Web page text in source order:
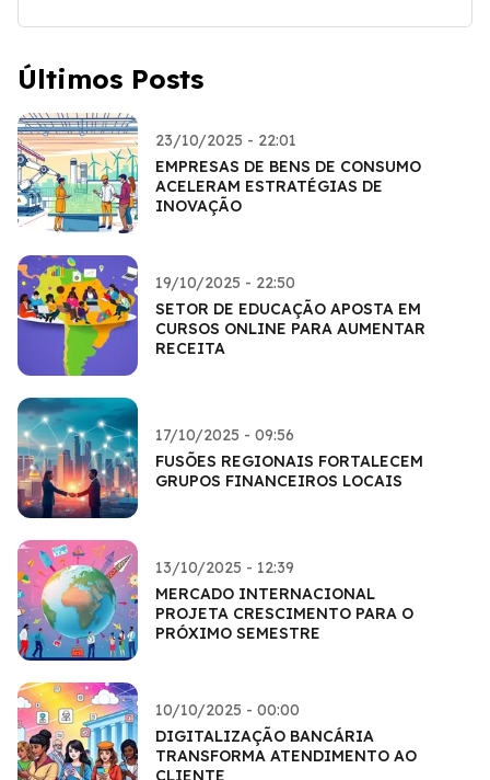
Últimos Posts
23/10/2025 - 22:01
EMPRESAS DE BENS DE CONSUMO
ACELERAM ESTRATÉGIAS DE
INOVAÇÃO
19/10/2025 - 22:50
SETOR DE EDUCAÇÃO APOSTA EM
CURSOS ONLINE PARA AUMENTAR
RECEITA
17/10/2025 - 09:56
FUSÕES REGIONAIS FORTALECEM
GRUPOS FINANCEIROS LOCAIS
13/10/2025 - 12:39
MERCADO INTERNACIONAL
PROJETA CRESCIMENTO PARA O
PRÓXIMO SEMESTRE
10/10/2025 - 00:00
DIGITALIZAÇÃO BANCÁRIA
TRANSFORMA ATENDIMENTO AO
CLIENTE